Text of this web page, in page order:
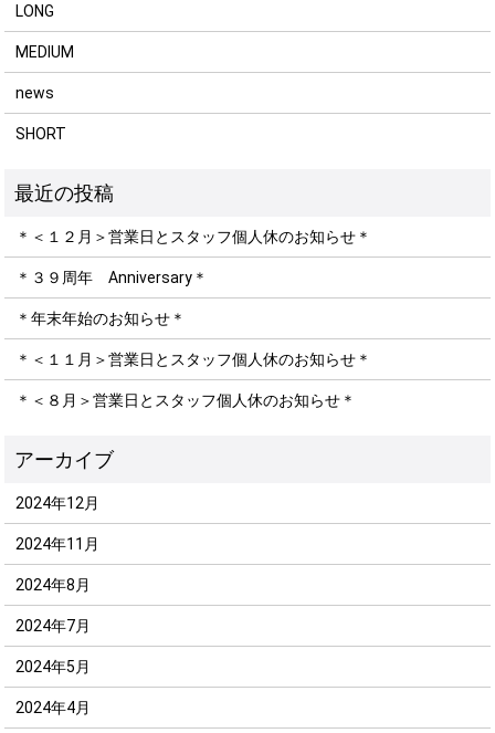
LONG
MEDIUM
news
SHORT
＊＜１２月＞営業日とスタッフ個人休のお知らせ＊
＊３９周年 Anniversary＊
＊年末年始のお知らせ＊
＊＜１１月＞営業日とスタッフ個人休のお知らせ＊
＊＜８月＞営業日とスタッフ個人休のお知らせ＊
2024年12月
2024年11月
2024年8月
2024年7月
2024年5月
2024年4月